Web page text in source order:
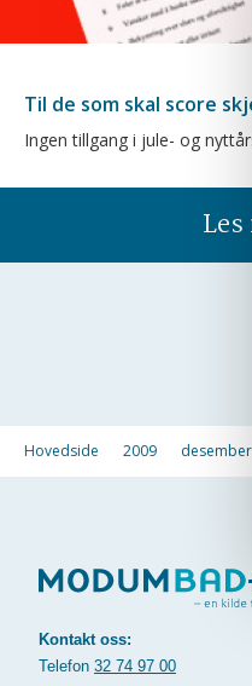
Til de som skal score
Ingen tillgang i jule- og
Hovedside 2009 desember
Kontakt oss:
Telefon 32 74 97 00